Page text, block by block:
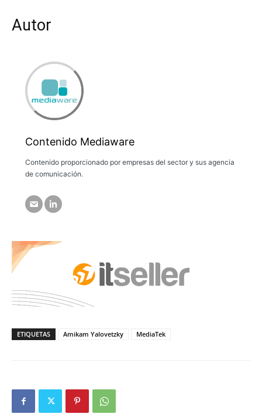
Autor
Contenido Mediaware
Contenido proporcionado por empresas del sector y sus agencia
de comunicación.
ETIQUETAS Amikam Yalovetzky MediaTek